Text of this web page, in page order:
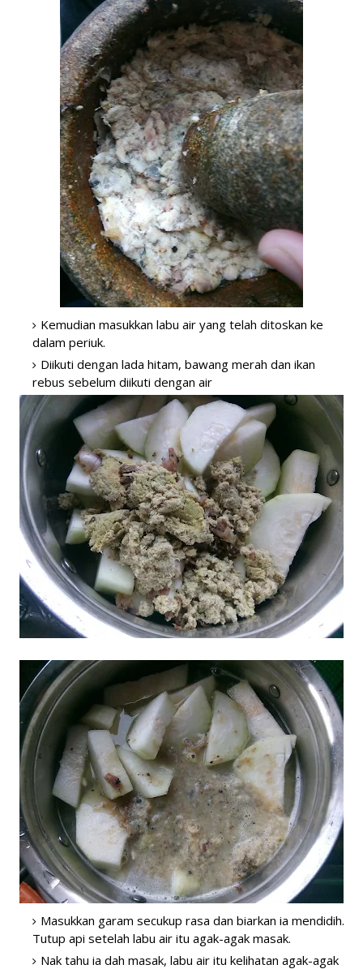
Kemudian masukkan labu air yang telah ditoskan ke
dalam periuk.
Diikuti dengan lada hitam, bawang merah dan ikan
rebus sebelum diikuti dengan air
Masukkan garam secukup rasa dan biarkan ia mendidih.
Tutup api setelah labu air itu agak-agak masak.
Nak tahu ia dah masak, labu air itu kelihatan agak-agak